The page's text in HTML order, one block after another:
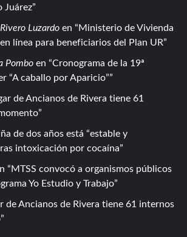
Juárez
Luzardo en
Ministerio de Vivienda
línea para beneficiarios del Plan UR
Pombo en
Cronograma de la 19ª
“A caballo por Aparicio”
de Ancianos de Rivera tiene 61
de dos años está “estable y
intoxicación por cocaína
MTSS convocó a organismos públicos
Yo Estudio y Trabajo
de Ancianos de Rivera tiene 61 internos